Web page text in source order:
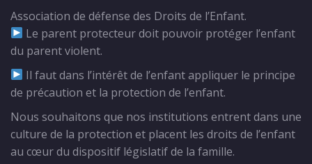
Association de défense des Droits de l’Enfant.
Le parent protecteur doit pouvoir protéger l’enfant
du parent violent.
Il faut dans l’intérêt de l’enfant appliquer le principe
de précaution et la protection de l’enfant.
Nous souhaitons que nos institutions entrent dans une
culture de la protection et placent les droits de l’enfant
au cœur du dispositif législatif de la famille.